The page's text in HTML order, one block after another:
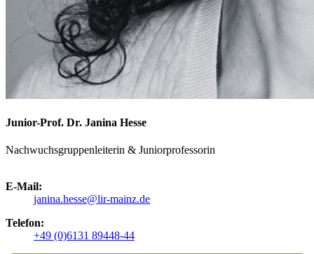
Junior-Prof. Dr. Janina Hesse
Nachwuchsgruppenleiterin & Juniorprofessorin
E-Mail:
janina.hesse@lir-mainz.de
Telefon:
+49 (0)6131 89448-44